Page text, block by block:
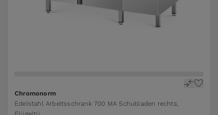
Chromonorm
Edelstahl Arbeitsschrank 700 MA Schubladen rechts,
The price depends on the options chosen on the